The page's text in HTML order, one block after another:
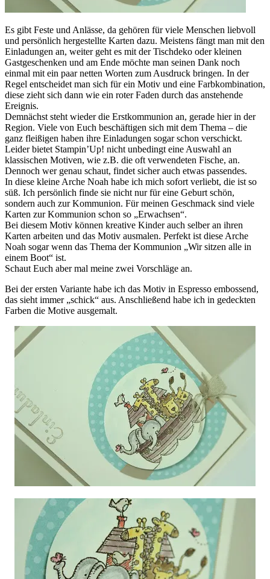
Es gibt Feste und Anlässe, da gehören für viele Menschen liebvoll
und persönlich hergestellte Karten dazu. Meistens fängt man mit den
Einladungen an, weiter geht es mit der Tischdeko oder kleinen
Gastgeschenken und am Ende möchte man seinen Dank noch
einmal mit ein paar netten Worten zum Ausdruck bringen. In der
Regel entscheidet man sich für ein Motiv und eine Farbkombination,
diese zieht sich dann wie ein roter Faden durch das anstehende
Ereignis.
Demnächst steht wieder die Erstkommunion an, gerade hier in der
Region. Viele von Euch beschäftigen sich mit dem Thema – die
ganz fleißigen haben ihre Einladungen sogar schon verschickt.
Leider bietet Stampin’Up! nicht unbedingt eine Auswahl an
klassischen Motiven, wie z.B. die oft verwendeten Fische, an.
Dennoch wer genau schaut, findet sicher auch etwas passendes.
In diese kleine Arche Noah habe ich mich sofort verliebt, die ist so
süß. Ich persönlich finde sie nicht nur für eine Geburt schön,
sondern auch zur Kommunion. Für meinen Geschmack sind viele
Karten zur Kommunion schon so „Erwachsen“.
Bei diesem Motiv können kreative Kinder auch selber an ihren
Karten arbeiten und das Motiv ausmalen. Perfekt ist diese Arche
Noah sogar wenn das Thema der Kommunion „Wir sitzen alle in
einem Boot“ ist.
Schaut Euch aber mal meine zwei Vorschläge an.
Bei der ersten Variante habe ich das Motiv in Espresso embossend,
das sieht immer „schick“ aus. Anschließend habe ich in gedeckten
Farben die Motive ausgemalt.